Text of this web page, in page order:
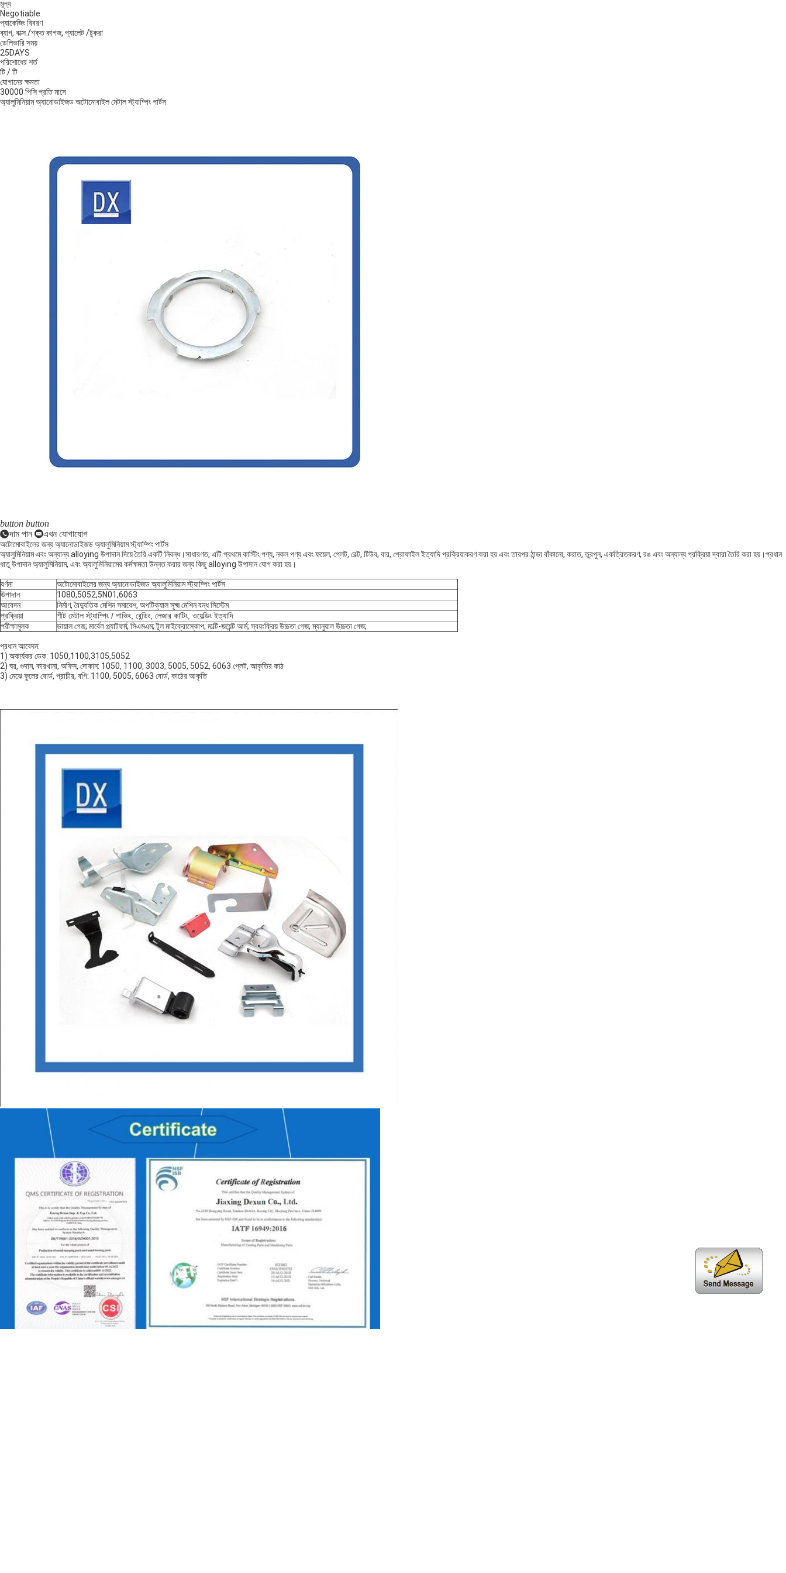
মূল্য
Negotiable
প্যাকেজিং বিবরণ
ব্যাগ, বাক্স /শক্ত কাগজ, প্যালেট /টুকরা
ডেলিভারি সময়
25DAYS
পরিশোধের শর্ত
টি / টি
যোগানের ক্ষমতা
30000 পিসি প্রতি মাসে
অ্যালুমিনিয়াম অ্যানোডাইজড অটোমোবাইল মেটাল স্ট্যাম্পিং পার্টস
button button
দাম পান
এখন যোগাযোগ
অটোমোবাইলের জন্য অ্যানোডাইজড অ্যালুমিনিয়াম স্ট্যাম্পিং পার্টস
অ্যালুমিনিয়াম এবং অন্যান্য alloying উপাদান দিয়ে তৈরি একটি নিবন্ধ।সাধারণত, এটি প্রথমে কাস্টিং পণ্য, নকল পণ্য এবং ফয়েল, প্লেট, বেল্ট, টিউব, বার, প্রোফাইল ইত্যাদি প্রক্রিয়াকরণ করা হয় এবং তারপর ঠান্ডা বাঁকানো, করাত, তুরপুন, একত্রিতকরণ, রঙ এবং অন্যান্য প্রক্রিয়া দ্বারা তৈরি করা হয়।প্রধান
ধাতু উপাদান অ্যালুমিনিয়াম, এবং অ্যালুমিনিয়ামের কর্মক্ষমতা উন্নত করার জন্য কিছু alloying উপাদান যোগ করা হয়।
বর্ণনা
অটোমোবাইলের জন্য অ্যানোডাইজড অ্যালুমিনিয়াম স্ট্যাম্পিং পার্টস
উপাদান
1080,5052,5N01,6063
আবেদন
নির্মাণ, বৈদ্যুতিক মেশিন সমাবেশ, অপটিক্যাল সূক্ষ্ম মেশিন বন্ধ সিস্টেম
প্রক্রিয়া
শীট মেটাল স্ট্যাম্পিং / পাঞ্চিং, বেন্ডিং, লেজার কাটিং, ওয়েল্ডিং ইত্যাদি
পরীক্ষামূলক
ডায়াল গেজ; মার্বেল প্ল্যাটফর্ম; সিএমএম; টুল মাইক্রোস্কোপ; মাল্টি-জয়েন্ট আর্ম; স্বয়ংক্রিয় উচ্চতা গেজ; ম্যানুয়াল উচ্চতা গেজ;
প্রধান আবেদন:
1) অকার্যকর ডেক: 1050,1100,3105,5052
2) ঘর, গুদাম, কারখানা, অফিস, দোকান: 1050, 1100, 3003, 5005, 5052, 6063 প্লেট, আকৃতির কাঠ
3) মেঝে ফুলের বোর্ড, প্রাচীর, বগি: 1100, 5005, 6063 বোর্ড, কাঠের আকৃতি